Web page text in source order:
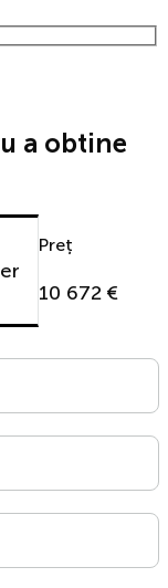
a obtine
Preț
10 672 €